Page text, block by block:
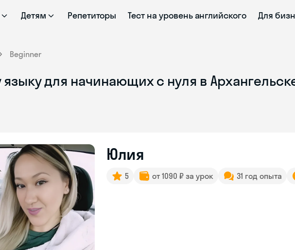
Детям Репетиторы Тест на уровень английского Для
Beginner
для начинающих с нуля в
Юлия
5 от 1090 ₽ за урок 31 год опыта